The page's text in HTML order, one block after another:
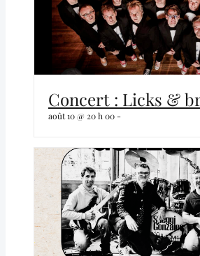
Concert : Licks &
août 10 @ 20 h 00 -